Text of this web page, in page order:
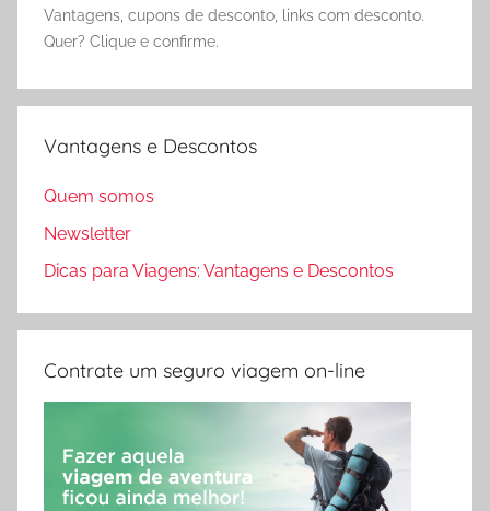
Vantagens, cupons de desconto, links com desconto.
Quer? Clique e confirme.
Vantagens e Descontos
Quem somos
Newsletter
Dicas para Viagens: Vantagens e Descontos
Contrate um seguro viagem on-line